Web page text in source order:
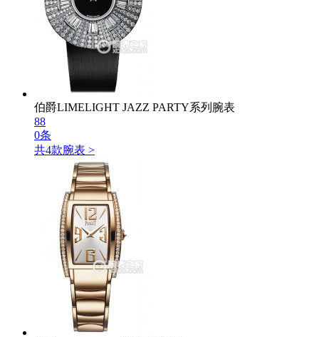
伯爵LIMELIGHT JAZZ PARTY系列腕表
88
0条
共4款腕表 >